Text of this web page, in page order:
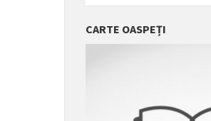
CARTE OASPEȚI